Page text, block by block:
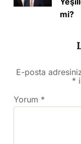
mi?
E-posta
*
Yorum *